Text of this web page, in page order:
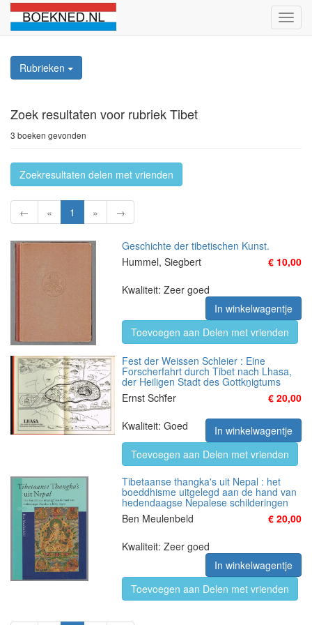
Rubrieken
Zoek resultaten voor rubriek Tibet
3 boeken gevonden
Zoekresultaten delen met vrienden
← « 1 » →
Geschichte der tibetischen Kunst.
Hummel, Siegbert
€ 10,00
Kwaliteit: Zeer goed
In winkelwagentje
Toevoegen aan Delen met vrienden
Fest der Weissen Schleier : Eine
Forscherfahrt durch Tibet nach Lhasa,
der Heiligen Stadt des Gottkn̲igtums
Ernst Schf̃er
€ 20,00
Kwaliteit: Goed
In winkelwagentje
Toevoegen aan Delen met vrienden
Tibetaanse thangka's uit Nepal : het
boeddhisme uitgelegd aan de hand van
hedendaagse Nepalese schilderingen
Ben Meulenbeld
€ 20,00
Kwaliteit: Zeer goed
In winkelwagentje
Toevoegen aan Delen met vrienden